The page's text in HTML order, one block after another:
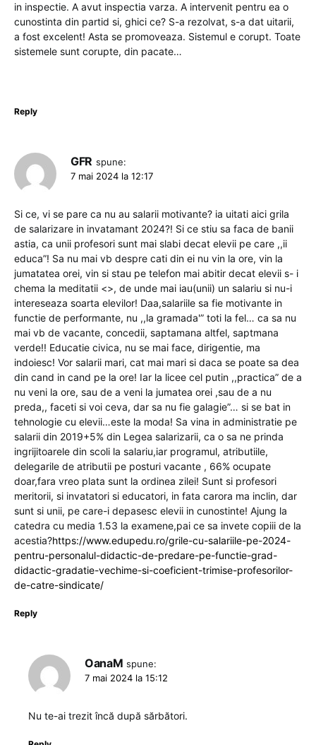
in inspectie. A avut inspectia varza. A intervenit pentru ea o
cunostinta din partid si, ghici ce? S-a rezolvat, s-a dat uitarii,
a fost excelent! Asta se promoveaza. Sistemul e corupt. Toate
sistemele sunt corupte, din pacate…
Reply
GFR spune:
7 mai 2024 la 12:17
Si ce, vi se pare ca nu au salarii motivante? ia uitati aici grila
de salarizare in invatamant 2024?! Si ce stiu sa faca de banii
astia, ca unii profesori sunt mai slabi decat elevii pe care ,,ii
educa”! Sa nu mai vb despre cati din ei nu vin la ore, vin la
jumatatea orei, vin si stau pe telefon mai abitir decat elevii s- i
chema la meditatii <>, de unde mai iau(unii) un salariu si nu-i
intereseaza soarta elevilor! Daa,salariile sa fie motivante in
functie de performante, nu ,,la gramada'” toti la fel… ca sa nu
mai vb de vacante, concedii, saptamana altfel, saptmana
verde!! Educatie civica, nu se mai face, dirigentie, ma
indoiesc! Vor salarii mari, cat mai mari si daca se poate sa dea
din cand in cand pe la ore! Iar la licee cel putin ,,practica” de a
nu veni la ore, sau de a veni la jumatea orei ,sau de a nu
preda,, faceti si voi ceva, dar sa nu fie galagie”… si se bat in
tehnologie cu elevii…este la moda! Sa vina in administratie pe
salarii din 2019+5% din Legea salarizarii, ca o sa ne prinda
ingrijitoarele din scoli la salariu,iar programul, atributiile,
delegarile de atributii pe posturi vacante , 66% ocupate
doar,fara vreo plata sunt la ordinea zilei! Sunt si profesori
meritorii, si invatatori si educatori, in fata carora ma inclin, dar
sunt si unii, pe care-i depasesc elevii in cunostinte! Ajung la
catedra cu media 1.53 la examene,pai ce sa invete copiii de la
acestia?https://www.edupedu.ro/grile-cu-salariile-pe-2024-
pentru-personalul-didactic-de-predare-pe-functie-grad-
didactic-gradatie-vechime-si-coeficient-trimise-profesorilor-
de-catre-sindicate/
Reply
OanaM spune:
7 mai 2024 la 15:12
Nu te-ai trezit încă după sărbători.